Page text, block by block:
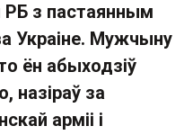
РБ з пастаянным
Украіне. Мужчыну
ён абыходзіў
за
арміі і